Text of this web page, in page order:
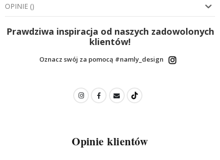
OPINIE ()
Prawdziwa inspiracja od naszych zadowolonych
klientów!
Oznacz swój za pomocą #namly_design
Opinie klientów